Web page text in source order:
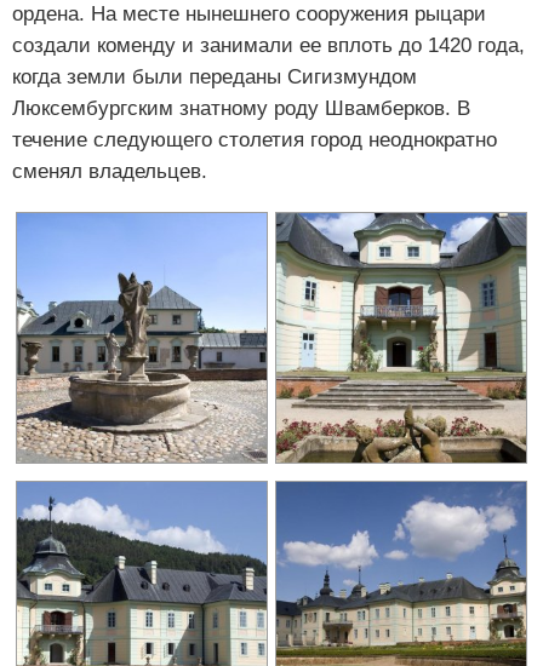
ордена. На месте нынешнего сооружения рыцари
создали коменду и занимали ее вплоть до 1420 года,
когда земли были переданы Сигизмундом
Люксембургским знатному роду Швамберков. В
течение следующего столетия город неоднократно
сменял владельцев.